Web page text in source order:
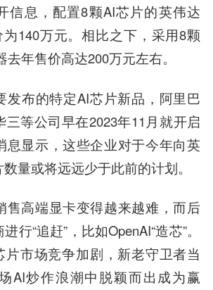
信息，配置8颗AI芯片的英伟达
140万元。相比之下，采用8颗
去年售价高达200万元左右。
发布的特定AI芯片新品，阿里巴
三等公司早在2023年11月就开启
息显示，这些企业对于今年向英
量或将远远少于此前的计划。
售高端显卡变得越来越难，而后
行“追赶”，比如OpenAI“造芯”。
片市场竞争加剧，新老守卫者当
AI炒作浪潮中脱颖而出成为赢